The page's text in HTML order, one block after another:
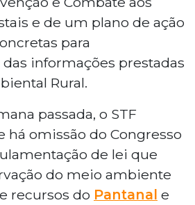
e de um plano de ação
para
informações prestadas
Rural.
passada, o STF
há omissão do Congresso
de lei que
do meio ambiente
recursos do Pantanal e